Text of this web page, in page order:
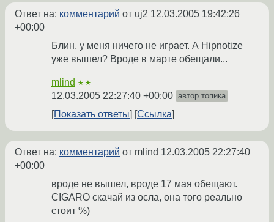
Ответ на: комментарий от uj2 12.03.2005 19:42:26
+00:00
Блин, у меня ничего не играет. А Hipnotize
уже вышел? Вроде в марте обещали...
mlind ★★
12.03.2005 22:27:40 +00:00 автор топика
Показать ответы Ссылка
Ответ на: комментарий от mlind 12.03.2005 22:27:40
+00:00
вроде не вышел, вроде 17 мая обещают.
CIGARO скачай из осла, она того реально
стоит %)